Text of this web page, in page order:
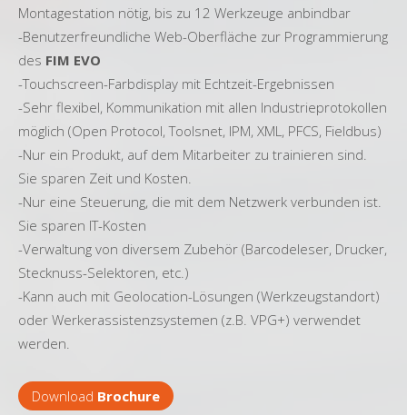
Montagestation nötig, bis zu 12 Werkzeuge anbindbar
-Benutzerfreundliche Web-Oberfläche zur Programmierung
des FIM EVO
-Touchscreen-Farbdisplay mit Echtzeit-Ergebnissen
-Sehr flexibel, Kommunikation mit allen Industrieprotokollen
möglich (Open Protocol, Toolsnet, IPM, XML, PFCS, Fieldbus)
-Nur ein Produkt, auf dem Mitarbeiter zu trainieren sind.
Sie sparen Zeit und Kosten.
-Nur eine Steuerung, die mit dem Netzwerk verbunden ist.
Sie sparen IT-Kosten
-Verwaltung von diversem Zubehör (Barcodeleser, Drucker,
Stecknuss-Selektoren, etc.)
-Kann auch mit Geolocation-Lösungen (Werkzeugstandort)
oder Werkerassistenzsystemen (z.B. VPG+) verwendet
werden.
Download Brochure